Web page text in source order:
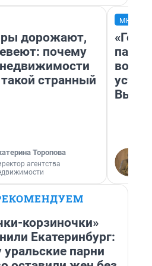
дорожают,
почему
странный
Торопова
агентства
корзиночки»
Екатеринбург:
уральские парни